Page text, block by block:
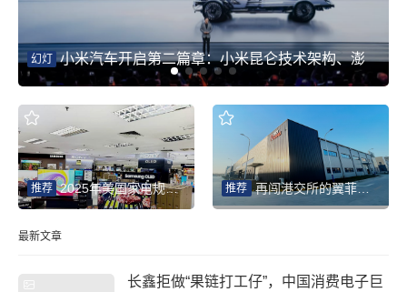
幻灯
小米汽车开启第二篇章：小米昆仑技术架构、澎
程系列新车重磅发布，完成双系列完整布局
推荐 2025年美国家电规模同比增4.9% 智能化为中国品牌打开新赛道 推荐 再闯港交所的翼菲智能：轻工业机器人热潮下的“放量考验”
最新文章
长鑫拒做“果链打工仔”，中国消费电子巨